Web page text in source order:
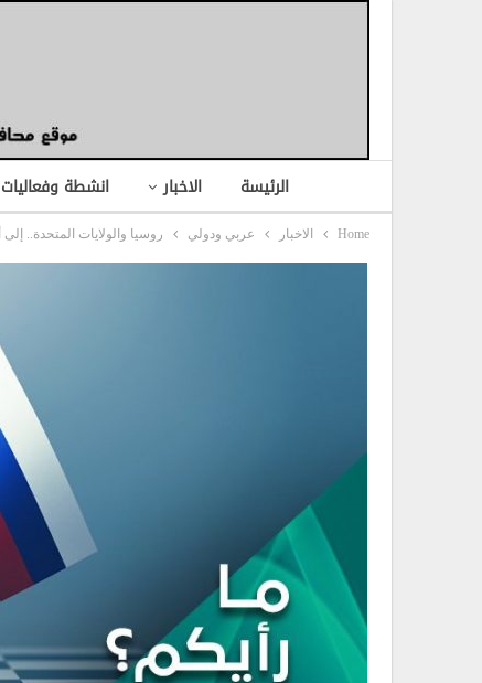
الرئيسة الاخبار انشطة وفعاليات
Home الاخبار عربي ودولي روسيا والولايات المتحدة.. إلی